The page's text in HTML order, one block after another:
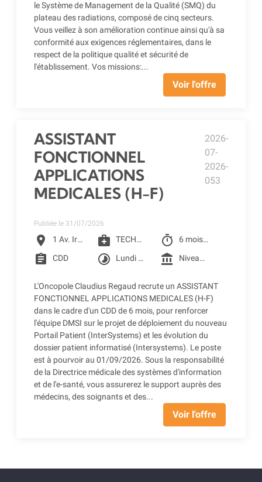
le Système de Management de la Qualité (SMQ) du
plateau des radiations, composé de cinq secteurs.
Vous veillez à son amélioration continue ainsi qu'à sa
conformité aux exigences réglementaires, dans le
respect de la politique qualité et sécurité de
l'établissement. Vos missions:...
Voir l'offre
ASSISTANT
FONCTIONNEL
APPLICATIONS
MEDICALES (H-F)
2026-
07-
2026-
053
Publiée le 31/07/2026
location_on 1 Av. Irène Joliot-Curie, Toulouse medical_services TECHNICIEN QUALIFIE timer 6 mois à partir du 01/09/2026
assignment CDD timelapse Lundi au vendredi account_balance Niveau 4F selon la grille conventionnelle des CLCC (2401.75€ Brut) + Prime SEGUR 1 + Reprise ancienneté
L'Oncopole Claudius Regaud recrute un ASSISTANT
FONCTIONNEL APPLICATIONS MEDICALES (H-F)
dans le cadre d'un CDD de 6 mois, pour renforcer
l'équipe DMSI sur le projet de déploiement du nouveau
Portail Patient (InterSystems) et les évolution du
dossier patient informatisé (Intersystems). Le poste
est à pourvoir au 01/09/2026. Sous la responsabilité
de la Directrice médicale des systèmes d'information
et de l'e-santé, vous assurerez le support auprès des
médecins, des soignants et des...
Voir l'offre